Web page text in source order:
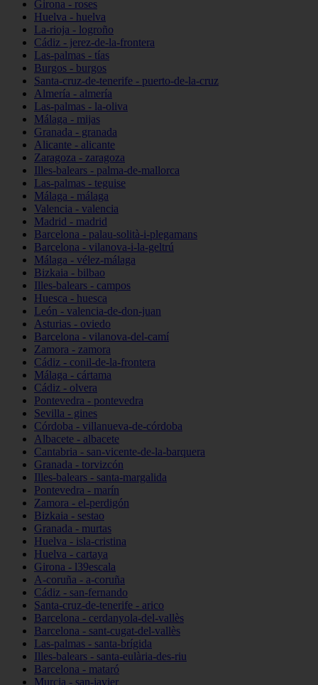
Girona - roses
Huelva - huelva
La-rioja - logroño
Cádiz - jerez-de-la-frontera
Las-palmas - tías
Burgos - burgos
Santa-cruz-de-tenerife - puerto-de-la-cruz
Almería - almería
Las-palmas - la-oliva
Málaga - mijas
Granada - granada
Alicante - alicante
Zaragoza - zaragoza
Illes-balears - palma-de-mallorca
Las-palmas - teguise
Málaga - málaga
Valencia - valencia
Madrid - madrid
Barcelona - palau-solità-i-plegamans
Barcelona - vilanova-i-la-geltrú
Málaga - vélez-málaga
Bizkaia - bilbao
Illes-balears - campos
Huesca - huesca
León - valencia-de-don-juan
Asturias - oviedo
Barcelona - vilanova-del-camí
Zamora - zamora
Cádiz - conil-de-la-frontera
Málaga - cártama
Cádiz - olvera
Pontevedra - pontevedra
Sevilla - gines
Córdoba - villanueva-de-córdoba
Albacete - albacete
Cantabria - san-vicente-de-la-barquera
Granada - torvizcón
Illes-balears - santa-margalida
Pontevedra - marín
Zamora - el-perdigón
Bizkaia - sestao
Granada - murtas
Huelva - isla-cristina
Huelva - cartaya
Girona - l39escala
A-coruña - a-coruña
Cádiz - san-fernando
Santa-cruz-de-tenerife - arico
Barcelona - cerdanyola-del-vallès
Barcelona - sant-cugat-del-vallès
Las-palmas - santa-brígida
Illes-balears - santa-eulària-des-riu
Barcelona - mataró
Murcia - san-javier